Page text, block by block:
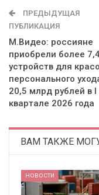
ПРЕДЫДУЩАЯ
ПУБЛИКАЦИЯ
М.Видео: россияне
приобрели более
устройств для
персонального
20,5 млрд рублей в I
квартале 2026 года
ВАМ ТАКЖЕ
НОВОСТИ